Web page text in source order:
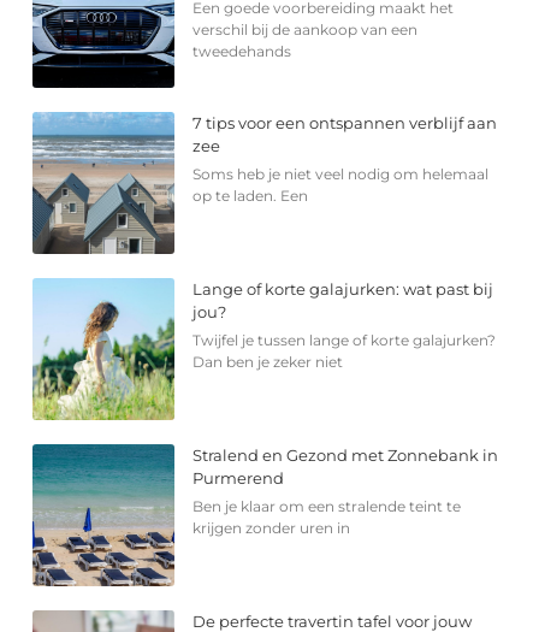
Een goede voorbereiding maakt het
verschil bij de aankoop van een
tweedehands
7 tips voor een ontspannen verblijf aan
zee
Soms heb je niet veel nodig om helemaal
op te laden. Een
Lange of korte galajurken: wat past bij
jou?
Twijfel je tussen lange of korte galajurken?
Dan ben je zeker niet
Stralend en Gezond met Zonnebank in
Purmerend
Ben je klaar om een stralende teint te
krijgen zonder uren in
De perfecte travertin tafel voor jouw